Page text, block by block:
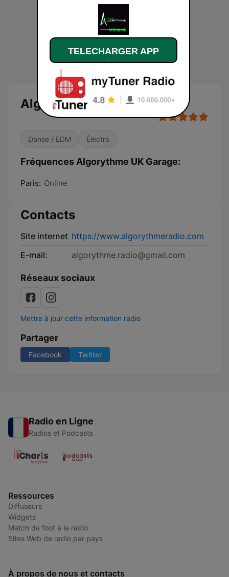
Algorythme UK Garage
Danse / EDM Électro
Fréquences Algorythme UK Garage:
Paris: Online
Contacts
Site internet https://www.algorythmeradio.com
E-mail:
algorythme.radio@gmail.com
Réseaux sociaux
Mettre à jour cette information radio
Partager
Facebook Twitter
Radio en Ligne
Radios et Podcasts
Ressources
Diffuseurs
Widgets
Match de foot à la radio
Sites Web de radio par pays
À propos de nous et contacts
TELECHARGER APP